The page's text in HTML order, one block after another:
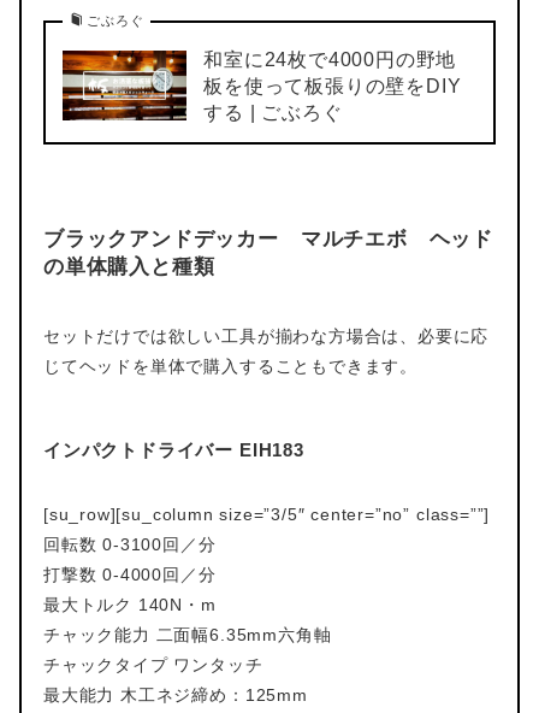
ごぶろぐ
和室に24枚で4000円の野地
板を使って板張りの壁をDIY
する | ごぶろぐ
ブラックアンドデッカー マルチエボ ヘッド
の単体購入と種類
セットだけでは欲しい工具が揃わな方場合は、必要に応
じてヘッドを単体で購入することもできます。
インパクトドライバー EIH183
[su_row][su_column size=”3/5″ center=”no” class=””]
回転数 0-3100回／分
打撃数 0-4000回／分
最大トルク 140N・m
チャック能力 二面幅6.35mm六角軸
チャックタイプ ワンタッチ
最大能力 木工ネジ締め：125mm